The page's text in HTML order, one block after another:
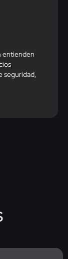
entienden
seguridad,